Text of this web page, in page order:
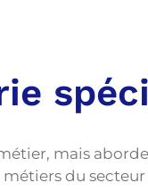
mais
métiers du